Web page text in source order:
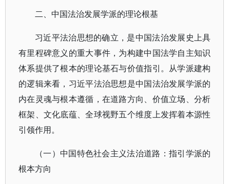
二、中国法治发展学派的理论根基
习近平法治思想的确立，是中国法治发展史上具
有里程碑意义的重大事件，为构建中国法学自主知识
体系提供了根本的理论基石与价值指引。从学派建构
的逻辑来看，习近平法治思想是中国法治发展学派的
内在灵魂与根本遵循，在道路方向、价值立场、分析
框架、文化底蕴、全球视野五个维度上发挥着本源性
引领作用。
（一）中国特色社会主义法治道路：指引学派的
根本方向